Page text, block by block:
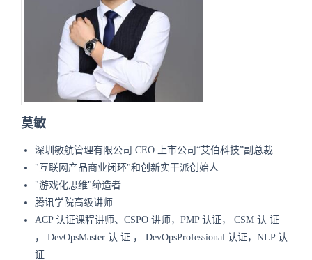
莫敏
深圳敏航管理有限公司 CEO 上市公司“艾伯科技”副总裁
"互联网产品商业闭环"和创新实干派创始人
"游戏化思维"缔造者
腾讯学院高级讲师
ACP 认证课程讲师、CSPO 讲师，PMP 认证， CSM 认 证
， DevOpsMaster 认 证 ， DevOpsProfessional 认证，NLP 认
证